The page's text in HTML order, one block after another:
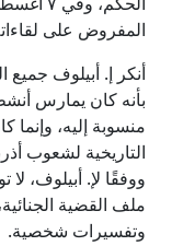
المفروض على
أنكر إ. أبيلوف جميع
بأنه كان يمارس
منسوبة إليه، وإنما
التاريخية لشعوب
ووفقًا لإ. أبيلوف،
ملف القضية
وتفسيرات شخصية.